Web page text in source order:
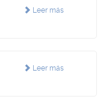
Leer más
Leer más